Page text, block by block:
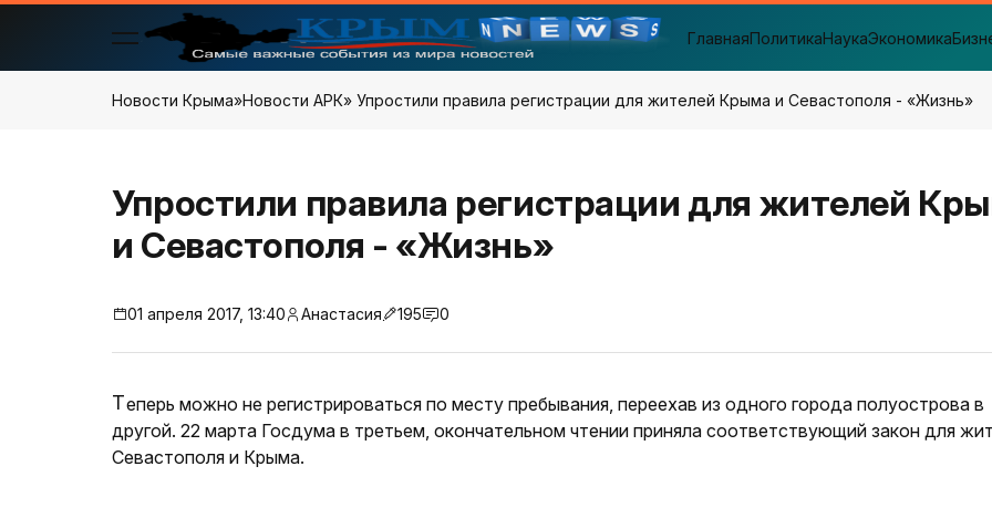
ГлавнаяПолитикаНаукаЭкономика
Новости Крыма»Новости АРК» Упростили правила регистрации для жителей Крыма и Севастополя - «Жизнь»
Упростили правила регистрации для жителей
и Севастополя - «Жизнь»
01 апреля 2017, 13:40 Анастасия 195 0
Теперь можно не регистрироваться по месту пребывания, переехав из одного города полуострова в
другой. 22 марта Госдума в третьем, окончательном чтении приняла соответствующий закон для
Севастополя и Крыма.